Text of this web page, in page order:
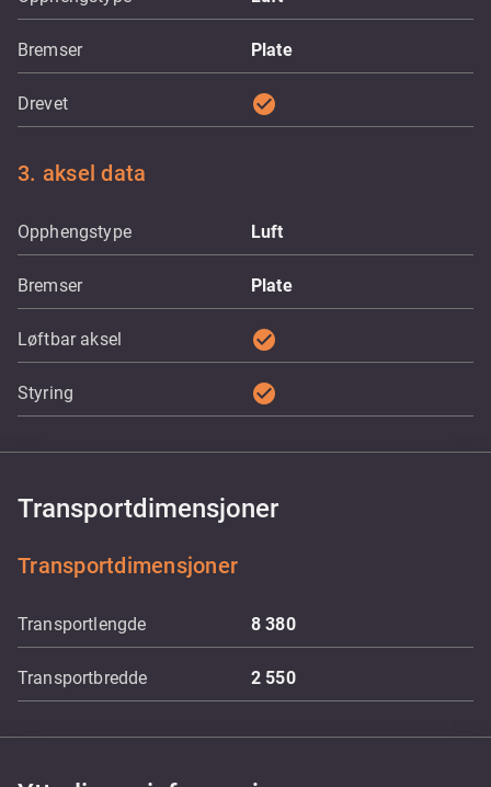
Bremser Plate
Drevet check_circle
3. aksel data
Opphengstype Luft
Bremser Plate
Løftbar aksel check_circle
Styring check_circle
Transportdimensjoner
Transportdimensjoner
Transportlengde 8 380
Transportbredde 2 550